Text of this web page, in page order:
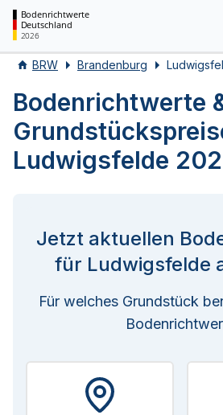
Bodenrichtwerte
Deutschland
2026
BRW Brandenburg
Bodenrichtwerte
Ludwigsfelde
Jetzt aktuellen
für Ludwigsfelde
Für welches Grundstück